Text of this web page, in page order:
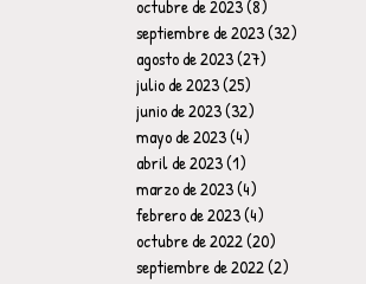
octubre de 2023(8)
septiembre de 2023(32)
agosto de 2023(27)
julio de 2023(25)
junio de 2023(32)
mayo de 2023(4)
abril de 2023(1)
marzo de 2023(4)
febrero de 2023(4)
octubre de 2022(20)
septiembre de 2022(2)